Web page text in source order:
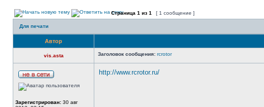
Страница 1 из 1 [ 1 сообщение ]
Для печати
Автор
vis.asta Заголовок сообщения: rcrotor
Зарегистрирован: 30 авг
http://www.rcrotor.ru/